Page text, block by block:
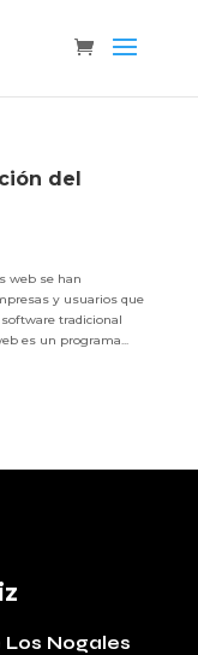
del
web se han
y usuarios que
tradicional
es un programa...
Los Nogales